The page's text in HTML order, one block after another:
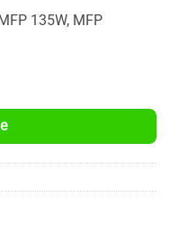
135W, MFP
Toner Kartuşu (106A,